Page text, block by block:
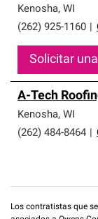
Kenosha, WI
(262) 925-1160
Solicitar
A-Tech
Kenosha, WI
(262) 484-8464
Los contratistas que